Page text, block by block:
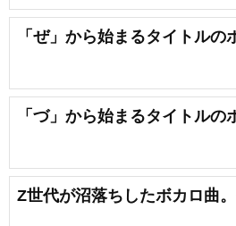
「ぜ」から始まるタイトルの
「づ」から始まるタイトルの
Z世代が沼落ちしたボカロ曲